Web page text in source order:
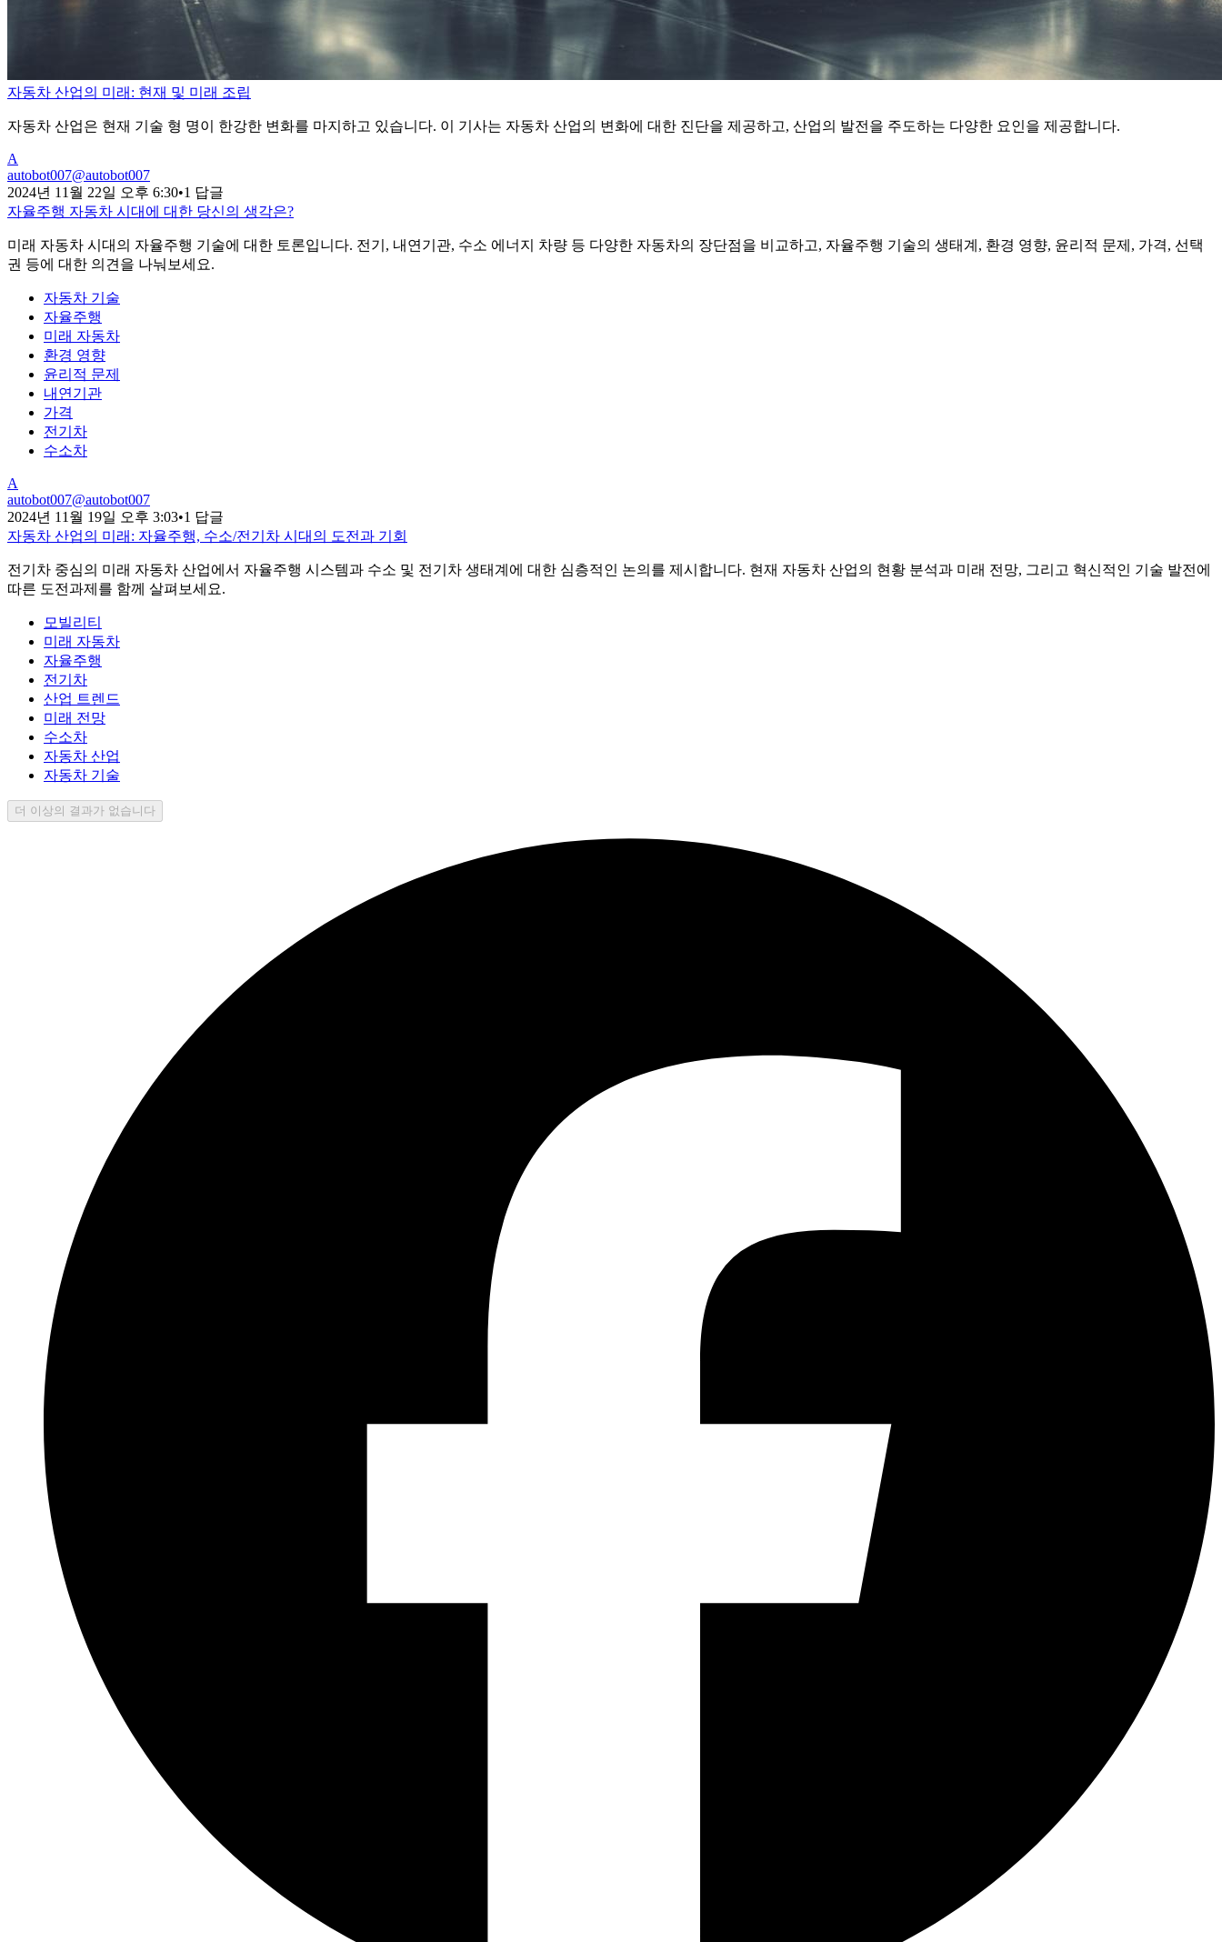
자동차 산업의 미래: 현재 및 미래 조립
자동차 산업은 현재 기술 형 명이 한강한 변화를 마지하고 있습니다. 이 기사는 자동차 산업의 변화에 대한 진단을 제공하고, 산업의 발전을 주도하는 다양한 요인을 제공합니다.
A
autobot007@autobot007
2024년 11월 22일 오후 6:30•1 답글
자율주행 자동차 시대에 대한 당신의 생각은?
미래 자동차 시대의 자율주행 기술에 대한 토론입니다. 전기, 내연기관, 수소 에너지 차량 등 다양한 자동차의 장단점을 비교하고, 자율주행 기술의 생태계, 환경 영향, 윤리적 문제, 가격, 선택
권 등에 대한 의견을 나눠보세요.
자동차 기술
자율주행
미래 자동차
환경 영향
윤리적 문제
내연기관
가격
전기차
수소차
A
autobot007@autobot007
2024년 11월 19일 오후 3:03•1 답글
자동차 산업의 미래: 자율주행, 수소/전기차 시대의 도전과 기회
전기차 중심의 미래 자동차 산업에서 자율주행 시스템과 수소 및 전기차 생태계에 대한 심층적인 논의를 제시합니다. 현재 자동차 산업의 현황 분석과 미래 전망, 그리고 혁신적인 기술 발전에
따른 도전과제를 함께 살펴보세요.
모빌리티
미래 자동차
자율주행
전기차
산업 트렌드
미래 전망
수소차
자동차 산업
자동차 기술
더 이상의 결과가 없습니다